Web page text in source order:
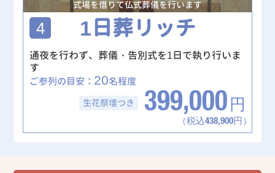
式場を借りて仏式葬儀を行います
4 1日葬リッチ
通夜を行わず、葬儀・告別式を1日で執り行いま
す
ご参列の目安： 20名程度
生花祭壇つき 399,000 円
（税込438,900円）